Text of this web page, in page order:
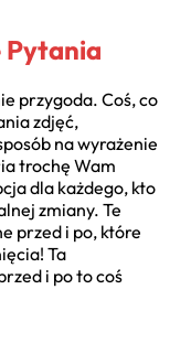
Pytania
przygoda. Coś, co
zdjęć,
na wyrażenie
trochę Wam
dla każdego, kto
zmiany. Te
przed i po, które
Ta
i po to coś